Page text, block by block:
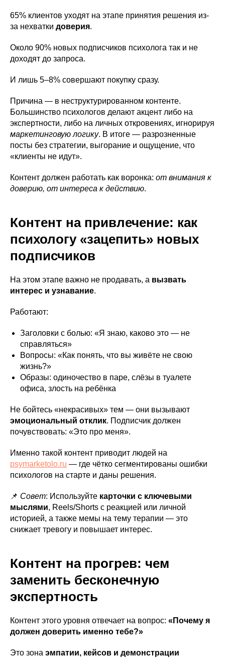
65% клиентов уходят на этапе принятия решения из-
за нехватки доверия.
Около 90% новых подписчиков психолога так и не
доходят до запроса.
И лишь 5–8% совершают покупку сразу.
Причина — в неструктурированном контенте.
Большинство психологов делают акцент либо на
экспертности, либо на личных откровениях, игнорируя
маркетинговую логику. В итоге — разрозненные
посты без стратегии, выгорание и ощущение, что
«клиенты не идут».
Контент должен работать как воронка: от внимания к
доверию, от интереса к действию.
Контент на привлечение: как
психологу «зацепить» новых
подписчиков
На этом этапе важно не продавать, а вызвать
интерес и узнавание.
Работают:
Заголовки с болью: «Я знаю, каково это — не
справляться»
Вопросы: «Как понять, что вы живёте не свою
жизнь?»
Образы: одиночество в паре, слёзы в туалете
офиса, злость на ребёнка
Не бойтесь «некрасивых» тем — они вызывают
эмоциональный отклик. Подписчик должен
почувствовать: «Это про меня».
Именно такой контент приводит людей на
psymarketolo.ru — где чётко сегментированы ошибки
психологов на старте и даны решения.
📌 Совет: Используйте карточки с ключевыми
мыслями, Reels/Shorts с реакцией или личной
историей, а также мемы на тему терапии — это
снижает тревогу и повышает интерес.
Контент на прогрев: чем
заменить бесконечную
экспертность
Контент этого уровня отвечает на вопрос: «Почему я
должен доверить именно тебе?»
Это зона эмпатии, кейсов и демонстрации